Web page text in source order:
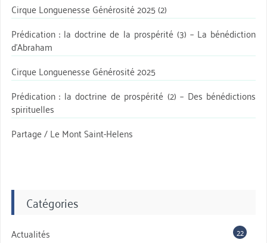
Cirque Longuenesse Générosité 2025 (2)
Prédication : la doctrine de la prospérité (3) – La bénédiction
d’Abraham
Cirque Longuenesse Générosité 2025
Prédication : la doctrine de prospérité (2) – Des bénédictions
spirituelles
Partage / Le Mont Saint-Helens
Catégories
Actualités 22